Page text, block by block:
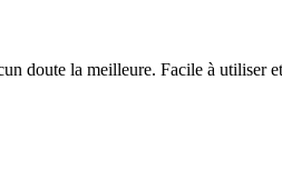
doute la meilleure. Facile à utiliser